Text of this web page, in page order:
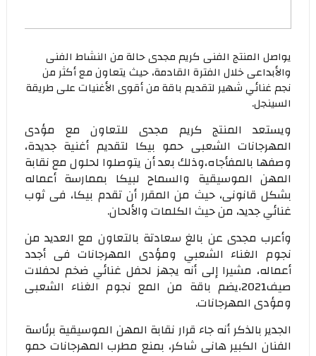
يواصل المنتج الفنى كريم مجدى حالة من النشاط الفنى
والأبداعى خلال الفترة القادمة، حيث يتعاون مع أكثر من
نجم غنائي شهير لتقديم باقة من أقوى الأغنيات على طريقة
السينجل.
ويستعد المنتج كريم مجدى للتعاون مع مؤدى
المهرجانات الشعبى حمو بيكا لتقديم أغنية جديدة،
وصفها بالمفأجاه،وذلك بعد أن يتوصلوا لحلول مع نقابة
المهن الموسيقية والسماح لبيكا بممارسة أعماله
بشكل قانونى، حيث من المقرر أن تقدم بيكا، فى ثوب
غنائي جديد، من حيث الكلمات والألحان.
وأعرب مجدى عن بالغ سعادتة بالتعاون مع العديد من
نجوم الغناء الشعبي ومؤدى المهرجانات فى أجدد
أعماله، مشيرا إلى أنه يجهز لحفل غنائي ضخم لحفلات
صيف2021،يضم باقة من المع نجوم الغناء الشعبى
ومؤدى المهرجانات.
الجدير بالذكر أنه جاء قرار نقابة المهن الموسيقية برئاسة
الفنان الكبير هانى شاكر، بمنع مطرب المهرجانات حمو